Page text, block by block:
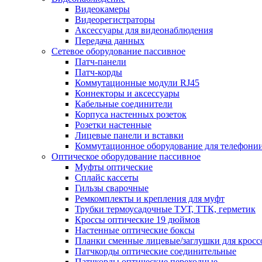
Видеокамеры
Видеорегистраторы
Аксессуары для видеонаблюдения
Передача данных
Сетевое оборудование пассивное
Патч-панели
Патч-корды
Коммутационные модули RJ45
Коннекторы и аксессуары
Кабельные соединители
Корпуса настенных розеток
Розетки настенные
Лицевые панели и вставки
Коммутационное оборудование для
Оптическое оборудование пассивное
Муфты оптические
Сплайс кассеты
Гильзы сварочные
Ремкомплекты и крепления для муфт
Трубки термоусадочные ТУТ, ТТК, герметик
Кроссы оптические 19 дюймов
Настенные оптические боксы
Планки сменные лицевые/заглушки для
Патчкорды оптические соединительные